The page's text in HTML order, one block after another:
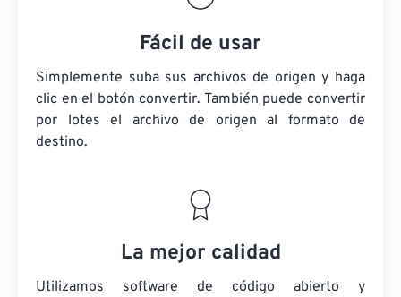
Fácil de usar
Simplemente suba sus archivos de origen y haga
clic en el botón convertir. También puede convertir
por lotes el archivo de origen al formato de
destino.
La mejor calidad
Utilizamos software de código abierto y